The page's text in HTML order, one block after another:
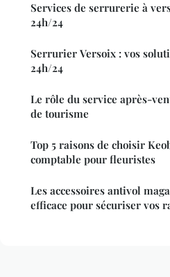
Services de serrurerie à
24h/24
Serrurier Versoix : vos
24h/24
Le rôle du service après-
de tourisme
Top 5 raisons de choisir
comptable pour fleuristes
Les accessoires antivol
efficace pour sécuriser vos